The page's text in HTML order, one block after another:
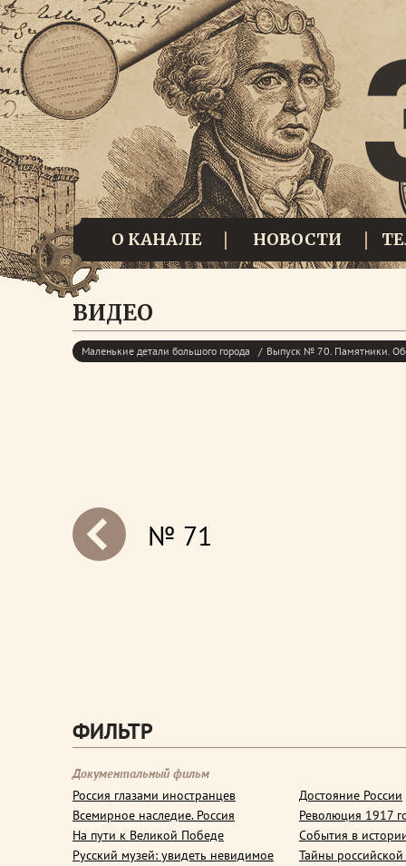
О КАНАЛЕ НОВОСТИ
ВИДЕО
Маленькие детали большого города Выпуск № 70. Памятники.
№ 71
ФИЛЬТР
Документальный фильм
Россия глазами иностранцев
Всемирное наследие. Россия
На пути к Великой Победе
Русский музей: увидеть невидимое
Достояние России
Революция 1917
События в
Тайны